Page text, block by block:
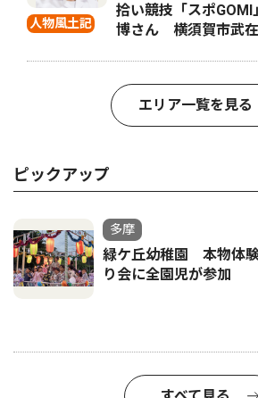
人物風土記
拾い競技「スポ
博さん 横須賀市武
エリア一覧を見る
ピックアップ
多摩
緑ケ丘幼稚園 本物体
り会に全園児が参加